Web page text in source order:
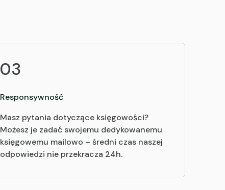
03
Responsywność
Masz pytania dotyczące księgowości?
Możesz je zadać swojemu dedykowanemu
księgowemu mailowo – średni czas naszej
odpowiedzi nie przekracza 24h.